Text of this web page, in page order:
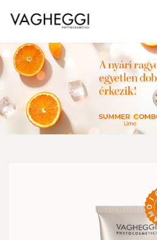
SUMMER PARADISE NAPOZÓ KRÉM SPF30
150 ML